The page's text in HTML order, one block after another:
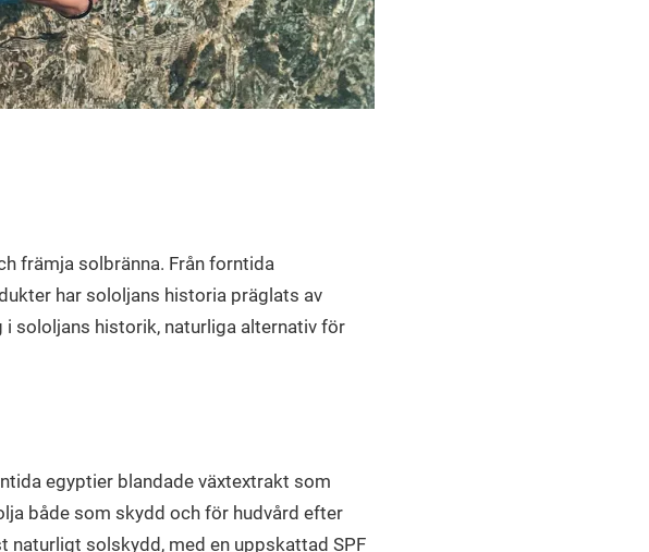
främja solbränna. Från forntida
har sololjans historia präglats av
sololjans historik, naturliga alternativ för
egyptier blandade växtextrakt som
både som skydd och för hudvård efter
solskydd, med en uppskattad SPF